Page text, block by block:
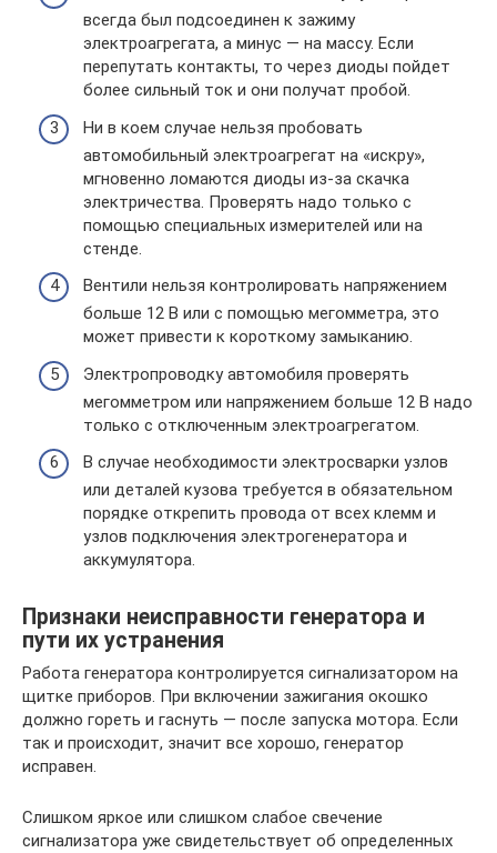
всегда был подсоединен к зажиму
электроагрегата, а минус — на массу. Если
перепутать контакты, то через диоды пойдет
более сильный ток и они получат пробой.
Ни в коем случае нельзя пробовать
автомобильный электроагрегат на «искру»,
мгновенно ломаются диоды из-за скачка
электричества. Проверять надо только с
помощью специальных измерителей или на
стенде.
Вентили нельзя контролировать напряжением
больше 12 В или с помощью мегомметра, это
может привести к короткому замыканию.
Электропроводку автомобиля проверять
мегомметром или напряжением больше 12 В надо
только с отключенным электроагрегатом.
В случае необходимости электросварки узлов
или деталей кузова требуется в обязательном
порядке открепить провода от всех клемм и
узлов подключения электрогенератора и
аккумулятора.
Признаки неисправности генератора и
пути их устранения
Работа генератора контролируется сигнализатором на
щитке приборов. При включении зажигания окошко
должно гореть и гаснуть — после запуска мотора. Если
так и происходит, значит все хорошо, генератор
исправен.
Слишком яркое или слишком слабое свечение
сигнализатора уже свидетельствует об определенных